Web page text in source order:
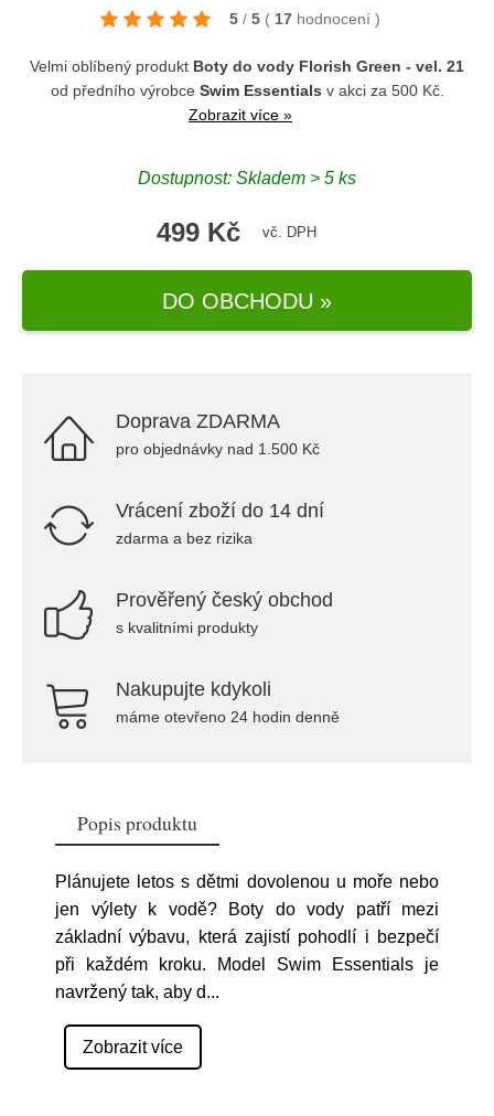
5 / 5 ( 17 hodnocení )
Velmi oblíbený produkt Boty do vody Florish Green - vel. 21
od předního výrobce Swim Essentials v akci za 500 Kč.
Zobrazit více »
Dostupnost: Skladem > 5 ks
499 Kč vč. DPH
DO OBCHODU »
Doprava ZDARMA
pro objednávky nad 1.500 Kč
Vrácení zboží do 14 dní
zdarma a bez rizika
Prověřený český obchod
s kvalitními produkty
Nakupujte kdykoli
máme otevřeno 24 hodin denně
Popis produktu
Plánujete letos s dětmi dovolenou u moře nebo
jen výlety k vodě? Boty do vody patří mezi
základní výbavu, která zajistí pohodlí i bezpečí
při každém kroku. Model Swim Essentials je
navržený tak, aby d...
Zobrazit více